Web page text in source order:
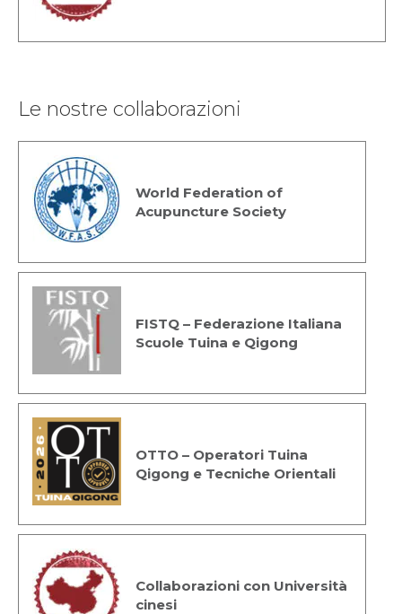
Le nostre collaborazioni
World Federation of
Acupuncture Society
FISTQ – Federazione Italiana
Scuole Tuina e Qigong
OTTO – Operatori Tuina
Qigong e Tecniche Orientali
Collaborazioni con Università
cinesi